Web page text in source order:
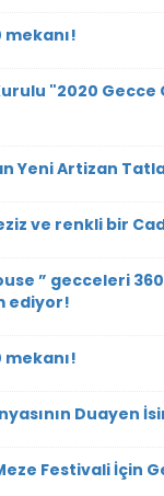
mekanı!
"2020 Gecce
Yeni Artizan
ve renkli bir
” gecceleri
ediyor!
mekanı!
Duayen
Festivali İçin